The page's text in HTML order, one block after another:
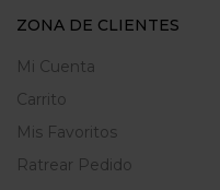
ZONA DE CLIENTES
Mi Cuenta
Carrito
Mis Favoritos
Ratrear Pedido